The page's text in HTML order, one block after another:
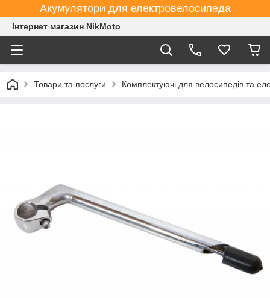
Акумулятори для електровелосипеда
Інтернет магазин NikMoto
Товари та послуги Комплектуючі для велосипедів та